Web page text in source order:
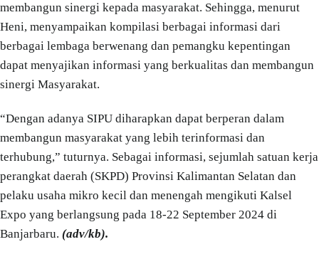
membangun sinergi kepada masyarakat. Sehingga, menurut
Heni, menyampaikan kompilasi berbagai informasi dari
berbagai lembaga berwenang dan pemangku kepentingan
dapat menyajikan informasi yang berkualitas dan membangun
sinergi Masyarakat.
“Dengan adanya SIPU diharapkan dapat berperan dalam
membangun masyarakat yang lebih terinformasi dan
terhubung,” tuturnya. Sebagai informasi, sejumlah satuan kerja
perangkat daerah (SKPD) Provinsi Kalimantan Selatan dan
pelaku usaha mikro kecil dan menengah mengikuti Kalsel
Expo yang berlangsung pada 18-22 September 2024 di
Banjarbaru. (adv/kb).